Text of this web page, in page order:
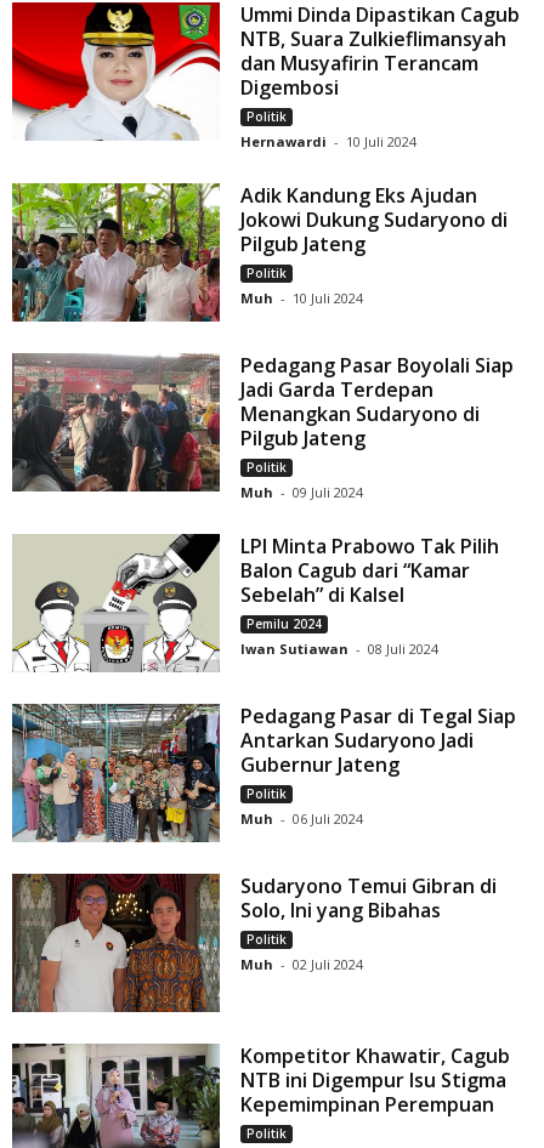
Ummi Dinda Dipastikan Cagub
NTB, Suara Zulkieflimansyah
dan Musyafirin Terancam
Digembosi
Politik
Hernawardi - 10 Juli 2024
Adik Kandung Eks Ajudan
Jokowi Dukung Sudaryono di
Pilgub Jateng
Politik
Muh - 10 Juli 2024
Pedagang Pasar Boyolali Siap
Jadi Garda Terdepan
Menangkan Sudaryono di
Pilgub Jateng
Politik
Muh - 09 Juli 2024
LPI Minta Prabowo Tak Pilih
Balon Cagub dari “Kamar
Sebelah” di Kalsel
Pemilu 2024
Iwan Sutiawan - 08 Juli 2024
Pedagang Pasar di Tegal Siap
Antarkan Sudaryono Jadi
Gubernur Jateng
Politik
Muh - 06 Juli 2024
Sudaryono Temui Gibran di
Solo, Ini yang Bibahas
Politik
Muh - 02 Juli 2024
Kompetitor Khawatir, Cagub
NTB ini Digempur Isu Stigma
Kepemimpinan Perempuan
Politik